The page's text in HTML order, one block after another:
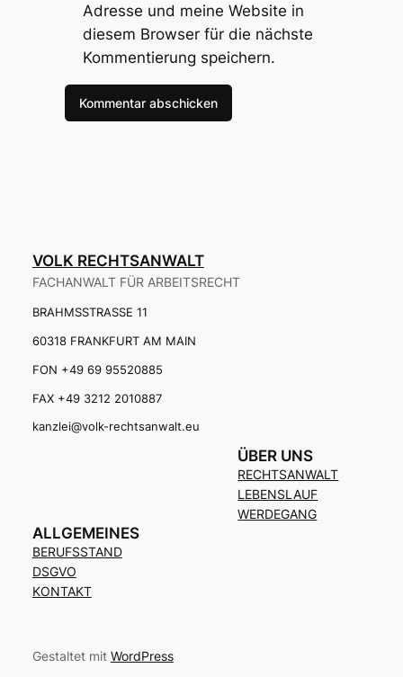
Adresse und meine Website in
diesem Browser für die nächste
Kommentierung speichern.
VOLK RECHTSANWALT
FACHANWALT FÜR ARBEITSRECHT
BRAHMSSTRASSE 11
60318 FRANKFURT AM MAIN
FON +49 69 95520885
FAX +49 3212 2010887
kanzlei@volk-rechtsanwalt.eu
ÜBER UNS
RECHTSANWALT
LEBENSLAUF
WERDEGANG
ALLGEMEINES
BERUFSSTAND
DSGVO
KONTAKT
Gestaltet mit WordPress